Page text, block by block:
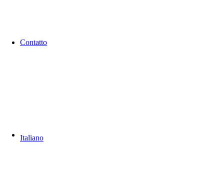
Contatto
Italiano